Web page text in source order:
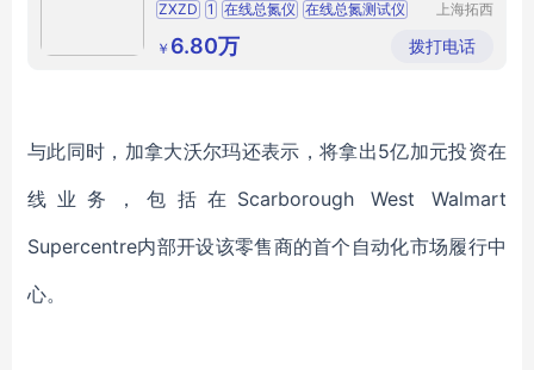
ZXZD 1 在线总氮仪 在线总氮测试仪
在线总氮分析仪
上海拓西
有限公司
￥ 6.80万 拨打电话
与此同时，加拿大沃尔玛还表示 ，将拿出5亿加元投资在
线业务，包括在 Scarborough West Walmart
Supercentre内部开设该零售商的首个自动化市场履行中
心。